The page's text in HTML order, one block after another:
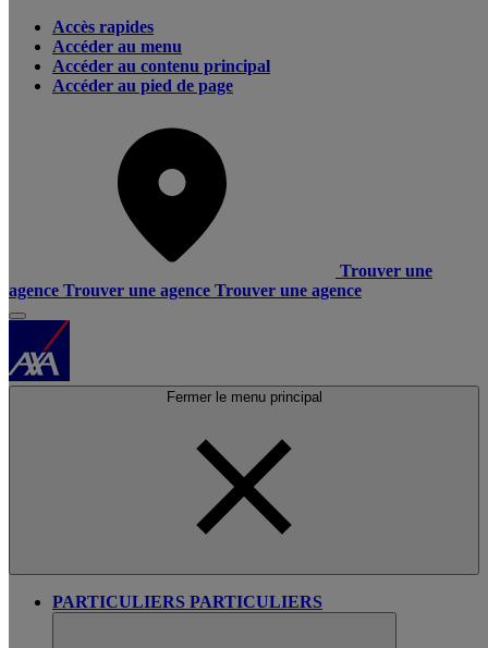
Accès rapides
Accéder au menu
Accéder au contenu principal
Accéder au pied de page
Trouver une
agence Trouver une agence Trouver une agence
Fermer le menu principal
PARTICULIERS PARTICULIERS